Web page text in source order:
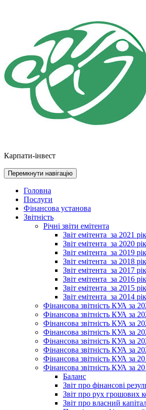
Карпати-інвест
Перемкнути навігацію
Головна
Послуги
Фінансова установа
Звітність
Річні звіти емітента
Звіт емітента_за 2021 рік
Звіт емітента_за 2020 рік
Звіт емітента_за 2019 рік
Звіт емітента_за 2018 рік
Звіт емітента_за 2017 рік
Звіт емітента_за 2016 рік
Звіт емітента_за 2015 рік
Звіт емітента_за 2014 рік
Фінансова звітність КУА за
Фінансова звітність КУА за
Фінансова звітність КУА за
Фінансова звітність КУА за
Фінансова звітність КУА за
Фінансова звітність КУА за
Фінансова звітність КУА за
Фінансова звітність КУА за
Баланс
Звіт про фінансові
Звіт про рух грошових
Звіт про власний